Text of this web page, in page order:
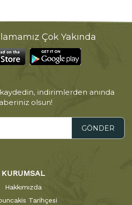
Çok Yakında
indirimlerden anında
olsun!
GÖNDER
KURUMSAL
Hakkımızda
Tarihçesi